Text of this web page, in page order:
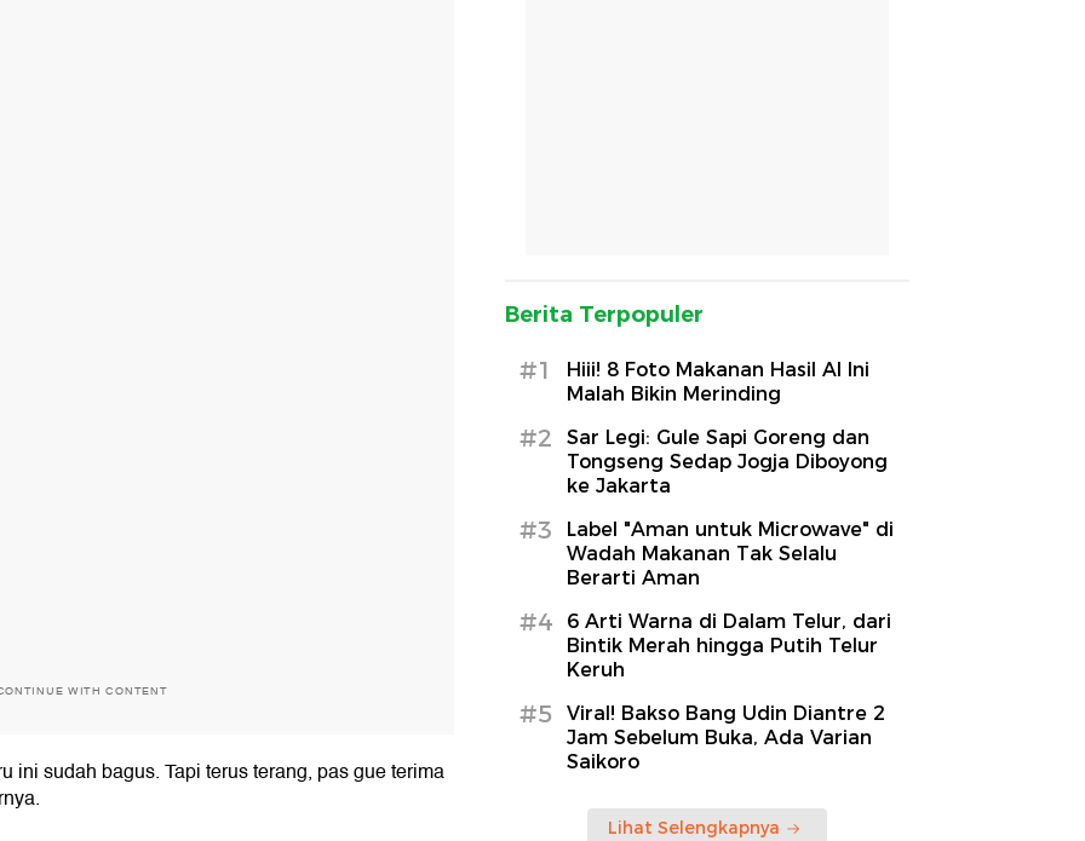
WITH CONTENT
ini sudah bagus. Tapi terus terang, pas gue terima
Berita Terpopuler
#1
Hiii! 8 Foto Makanan Hasil AI Ini
Malah Bikin Merinding
#2
Sar Legi: Gule Sapi Goreng dan
Tongseng Sedap Jogja Diboyong
ke Jakarta
#3
Label "Aman untuk Microwave" di
Wadah Makanan Tak Selalu
Berarti Aman
#4
6 Arti Warna di Dalam Telur, dari
Bintik Merah hingga Putih Telur
Keruh
#5
Viral! Bakso Bang Udin Diantre 2
Jam Sebelum Buka, Ada Varian
Saikoro
Lihat Selengkapnya